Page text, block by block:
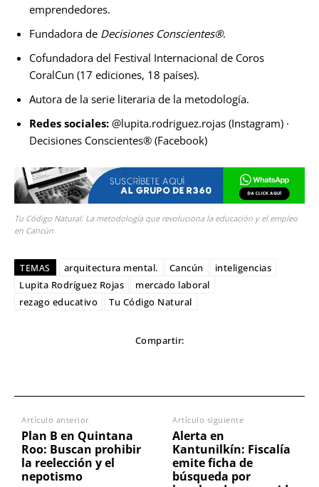
emprendedores.
Fundadora de Decisiones Conscientes®.
Cofundadora del Festival Internacional de Coros
CoralCun (17 ediciones, 18 países).
Autora de la serie literaria de la metodología.
Redes sociales: @lupita.rodriguez.rojas (Instagram) ·
Decisiones Conscientes® (Facebook)
Tu Código Natural: La metodología que revoluciona la educación y el empleo
en Cancún
TEMAS arquitectura mental. Cancún
inteligencias
Lupita Rodríguez Rojas
mercado laboral
rezago educativo
Tu Código Natural
Compartir:
Artículo anterior
Plan B en Quintana
Roo: Buscan prohibir
la reelección y el
nepotismo
Artículo siguiente
Alerta en
Kantunilkín: Fiscalía
emite ficha de
búsqueda por